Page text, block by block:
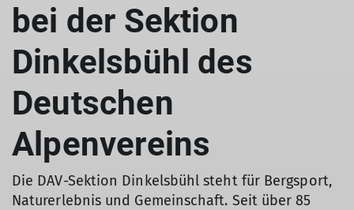
bei der Sektion
Dinkelsbühl des
Deutschen
Alpenvereins
Die DAV-Sektion Dinkelsbühl steht für Bergsport,
Naturerlebnis und Gemeinschaft. Seit über 85